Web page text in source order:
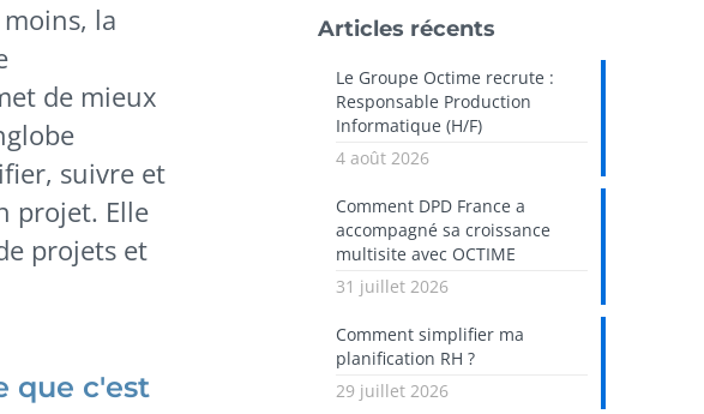
la
de mieux
suivre et
projet. Elle
projets et
que c'est
Articles récents
Le Groupe Octime recrute :
Responsable Production
Informatique (H/F)
4 août 2026
Comment DPD France a
accompagné sa croissance
multisite avec OCTIME
31 juillet 2026
Comment simplifier ma
planification RH ?
29 juillet 2026